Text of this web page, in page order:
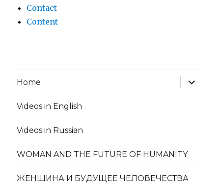
Contact
Content
Home
expand
child
menu
Videos in English
Videos in Russian
WOMAN AND THE FUTURE OF HUMANITY
ЖЕНЩИНА И БУДУЩЕЕ ЧЕЛОВЕЧЕСТВА